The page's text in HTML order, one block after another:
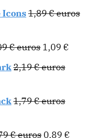
1,89 € euros
€ euros 1,09 €
2,19 € euros
1,79 € euros
€ euros 0,89 €